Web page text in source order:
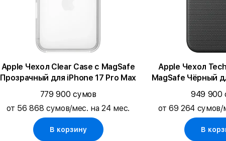
Apple Чехол Clear Case с MagSafe
Прозрачный для iPhone 17 Pro Max
779 900 сумов
от 56 868 сумов/мес. на 24 мес.
В корзину
Apple Чехол
MagSafe Чёрный
Max
949 900
от 69 264 сумов/
В